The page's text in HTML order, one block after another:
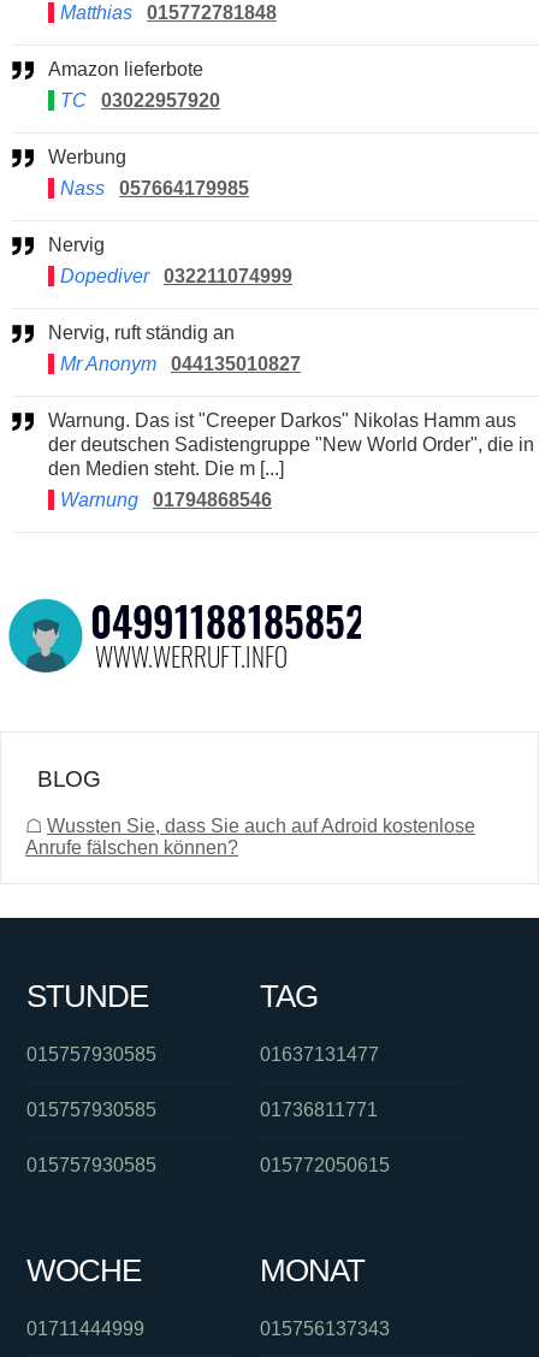
Matthias
015772781848
Amazon lieferbote
TC
03022957920
Werbung
Nass
057664179985
Nervig
Dopediver
032211074999
Nervig, ruft ständig an
Mr Anonym
044135010827
Warnung. Das ist "Creeper Darkos" Nikolas Hamm aus
der deutschen Sadistengruppe "New World Order", die in
den Medien steht. Die m [...]
Warnung
01794868546
BLOG
☖ Wussten Sie, dass Sie auch auf Adroid kostenlose
Anrufe fälschen können?
STUNDE
015757930585
015757930585
015757930585
TAG
01637131477
01736811771
015772050615
WOCHE
01711444999
MONAT
015756137343